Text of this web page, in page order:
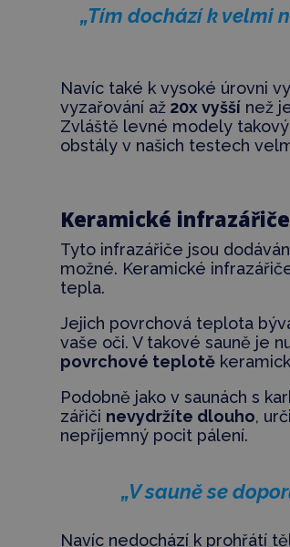
„Tím dochází k velmi
Navíc také k vysoké úrovni
vyzařování až20x vyššínež
Zvláště levné modely
obstály v našich testech
Keramické infrazářiče
Tyto infrazářiče jsou
možné. Keramické
tepla.
Jejich povrchová teplota
vaše oči. V takové sauně je
povrchové teplotě
Podobně jako v saunách s
zářiči nevydržíte dlouho,
nepříjemný pocit pálení.
„V sauně se
Navíc nedochází k prohřátí